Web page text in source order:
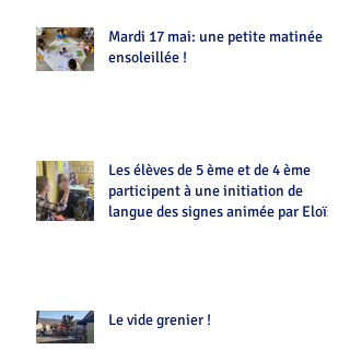
Mardi 17 mai: une petite matinée
ensoleillée !
Les élèves de 5 ème et de 4 ème
participent à une initiation de
langue des signes animée par Eloïse
Le vide grenier !